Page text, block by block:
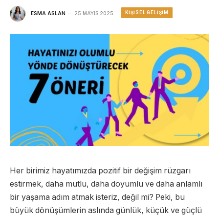
ESMA ASLAN 25 MAYIS 2025 KIŞISEL GELIŞIM
Her birimiz hayatımızda pozitif bir değişim rüzgarı
estirmek, daha mutlu, daha doyumlu ve daha anlamlı
bir yaşama adım atmak isteriz, değil mi? Peki, bu
büyük dönüşümlerin aslında günlük, küçük ve güçlü